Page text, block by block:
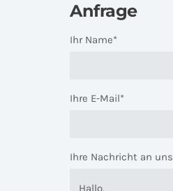
Anfrage
Ihr Name*
Ihre E-Mail*
Ihre Nachricht an uns